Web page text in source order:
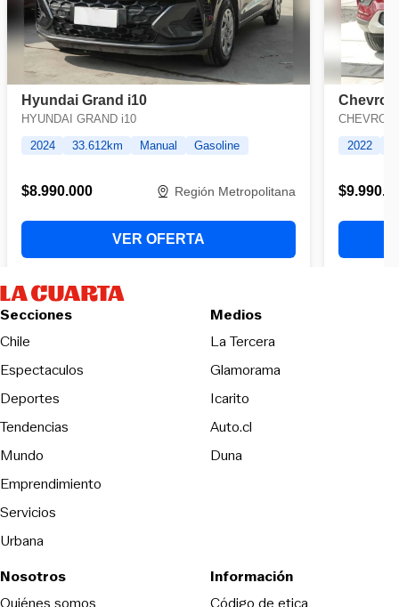
Secciones
Chile
Espectaculos
Deportes
Tendencias
Mundo
Emprendimiento
Servicios
Urbana
Medios
La TerceraOpens in new
Glamorama
Icarito
Auto.cl
DunaOpens in new window
Nosotros
Quiénes somos
Información
Código de etica